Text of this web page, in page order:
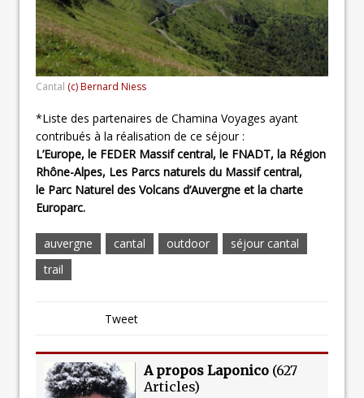
Cantal (c) Bernard Niess
*Liste des partenaires de Chamina Voyages ayant
contribués à la réalisation de ce séjour :
L’Europe, le FEDER Massif central, le FNADT, la Région
Rhône-Alpes, Les Parcs naturels du Massif central,
le Parc Naturel des Volcans d’Auvergne et la charte
Europarc.
auvergne cantal outdoor
séjour cantal
trail
Tweet
A propos Laponico (627
Articles)